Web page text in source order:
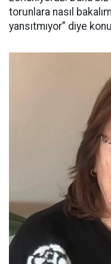
torunlara nasıl
yansıtmıyor” diye